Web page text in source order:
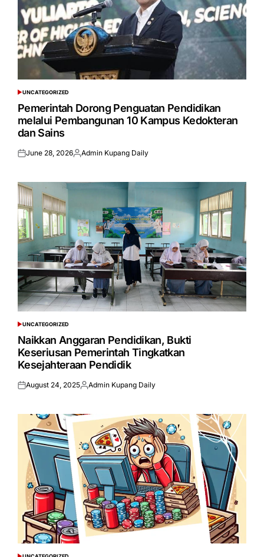
POSTED
IN
UNCATEGORIZED
Pemerintah Dorong Penguatan Pendidikan
melalui Pembangunan 10 Kampus Kedokteran
dan Sains
Posted
June 28, 2026Posted
Admin Kupang Daily
POSTED
IN
UNCATEGORIZED
Naikkan Anggaran Pendidikan, Bukti
Keseriusan Pemerintah Tingkatkan
Kesejahteraan Pendidik
Posted
August 24, 2025Posted
Admin Kupang Daily